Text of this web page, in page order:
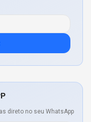
direto no seu WhatsApp